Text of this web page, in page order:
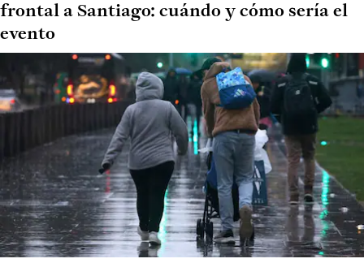
frontal a Santiago: cuándo y cómo sería el
evento